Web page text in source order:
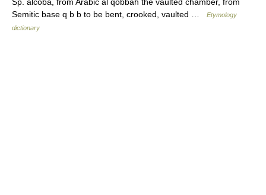
Sp. alcoba, from Arabic al qobbah the vaulted chamber, from
Semitic base q b b to be bent, crooked, vaulted …
Etymology
dictionary